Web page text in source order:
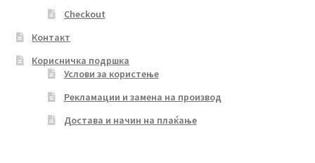
Checkout
Контакт
Корисничка подршка
Услови за користење
Рекламации и замена на производ
Достава и начин на плаќање